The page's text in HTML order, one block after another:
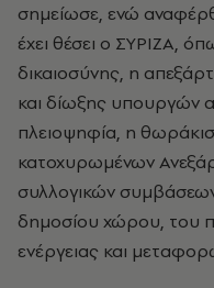
σημείωσε, ενώ
έχει θέσει ο ΣΥΡΙΖΑ,
δικαιοσύνης, η
και δίωξης υπουργών
πλειοψηφία, η
κατοχυρωμένων
συλλογικών
δημοσίου χώρου, του
ενέργειας και